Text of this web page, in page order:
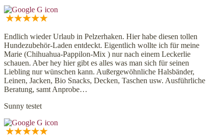
Endlich wieder Urlaub in Pelzerhaken. Hier habe diesen tollen
Hundezubehör-Laden entdeckt. Eigentlich wollte ich für meine
Marie (Chihuahua-Pappilon-Mix ) nur nach einem Leckerlie
schauen. Aber hey hier gibt es alles was man sich für seinen
Liebling nur wünschen kann. Außergewöhnliche Halsbänder,
Leinen, Jacken, Bio Snacks, Decken, Taschen usw. Ausführliche
Beratung, samt Anprobe…
Sunny testet